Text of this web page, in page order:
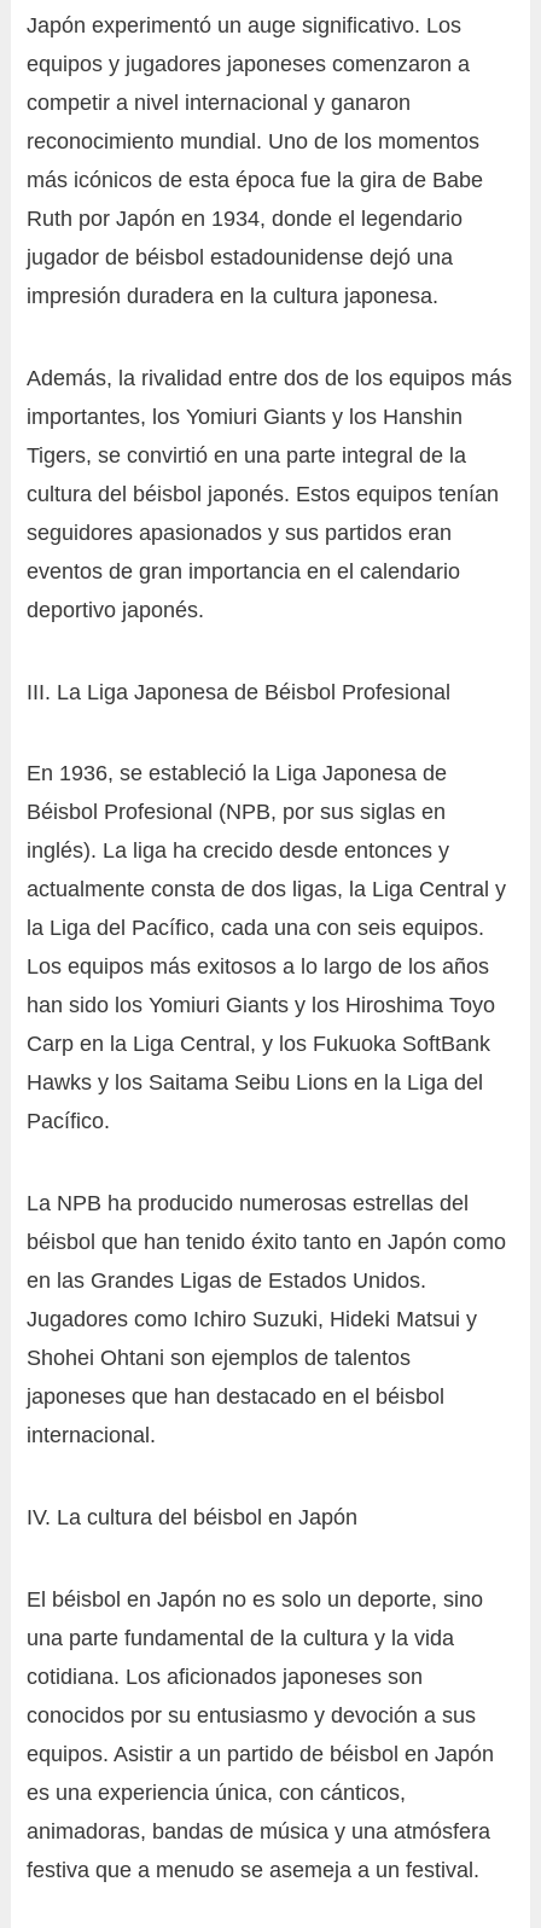
Japón experimentó un auge significativo. Los
equipos y jugadores japoneses comenzaron a
competir a nivel internacional y ganaron
reconocimiento mundial. Uno de los momentos
más icónicos de esta época fue la gira de Babe
Ruth por Japón en 1934, donde el legendario
jugador de béisbol estadounidense dejó una
impresión duradera en la cultura japonesa.
Además, la rivalidad entre dos de los equipos más
importantes, los Yomiuri Giants y los Hanshin
Tigers, se convirtió en una parte integral de la
cultura del béisbol japonés. Estos equipos tenían
seguidores apasionados y sus partidos eran
eventos de gran importancia en el calendario
deportivo japonés.
III. La Liga Japonesa de Béisbol Profesional
En 1936, se estableció la Liga Japonesa de
Béisbol Profesional (NPB, por sus siglas en
inglés). La liga ha crecido desde entonces y
actualmente consta de dos ligas, la Liga Central y
la Liga del Pacífico, cada una con seis equipos.
Los equipos más exitosos a lo largo de los años
han sido los Yomiuri Giants y los Hiroshima Toyo
Carp en la Liga Central, y los Fukuoka SoftBank
Hawks y los Saitama Seibu Lions en la Liga del
Pacífico.
La NPB ha producido numerosas estrellas del
béisbol que han tenido éxito tanto en Japón como
en las Grandes Ligas de Estados Unidos.
Jugadores como Ichiro Suzuki, Hideki Matsui y
Shohei Ohtani son ejemplos de talentos
japoneses que han destacado en el béisbol
internacional.
IV. La cultura del béisbol en Japón
El béisbol en Japón no es solo un deporte, sino
una parte fundamental de la cultura y la vida
cotidiana. Los aficionados japoneses son
conocidos por su entusiasmo y devoción a sus
equipos. Asistir a un partido de béisbol en Japón
es una experiencia única, con cánticos,
animadoras, bandas de música y una atmósfera
festiva que a menudo se asemeja a un festival.